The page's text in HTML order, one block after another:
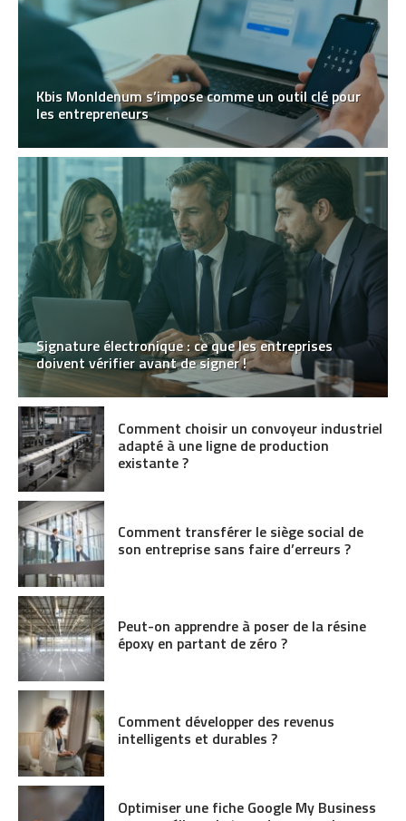
Kbis MonIdenum s’impose comme un outil clé pour
les entrepreneurs
Signature électronique : ce que les entreprises
doivent vérifier avant de signer !
Comment choisir un convoyeur industriel
adapté à une ligne de production
existante ?
Comment transférer le siège social de
son entreprise sans faire d’erreurs ?
Peut-on apprendre à poser de la résine
époxy en partant de zéro ?
Comment développer des revenus
intelligents et durables ?
Optimiser une fiche Google My Business